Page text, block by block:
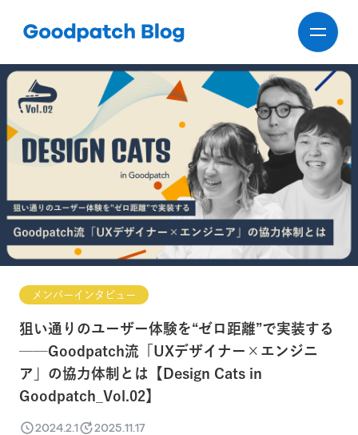
メンバーインタビュー
狙い通りのユーザー体験を“ゼロ距離”で実装する
──Goodpatch流「UXデザイナー×エンジニ
ア」の協力体制とは【Design Cats in
Goodpatch_Vol.02】
2024.2.1 2025.11.17